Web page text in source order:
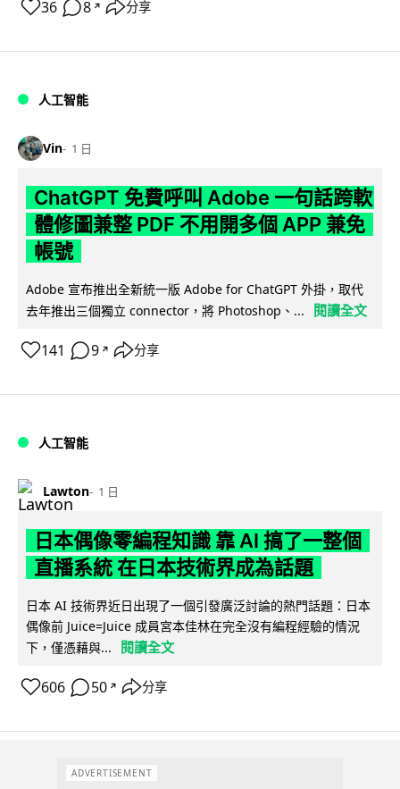
36 8 ↗ 分享
人工智能
Vin 1 日
ChatGPT 免費呼叫 Adobe 一句話跨軟
體修圖兼整 PDF 不用開多個 APP 兼免
帳號
Adobe 宣布推出全新統一版 Adobe for ChatGPT 外掛，取代
去年推出三個獨立 connector，將 Photoshop、...
閱讀全文
141 9 ↗ 分享
人工智能
Lawton 1 日
日本偶像零編程知識 靠 AI 搞了一整個
直播系統 在日本技術界成為話題
日本 AI 技術界近日出現了一個引發廣泛討論的熱門話題：日本
偶像前 Juice=Juice 成員宮本佳林在完全沒有編程經驗的情況
下，僅憑藉與...
閱讀全文
606 50 ↗ 分享
ADVERTISEMENT